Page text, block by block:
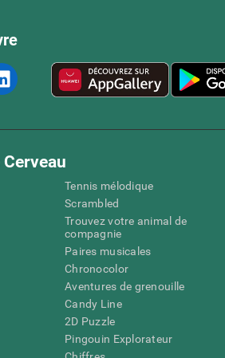
Tennis mélodique
Scrambled
Trouvez votre animal de
compagnie
Paires musicales
Chronocolor
Aventures de grenouille
Candy Line
2D Puzzle
Pingouin Explorateur